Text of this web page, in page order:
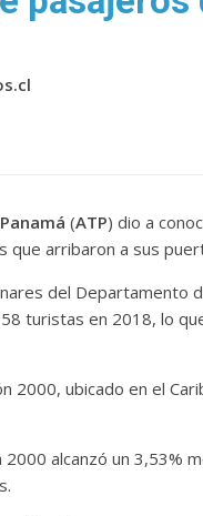
(ATP) dio a
que arribaron a sus
del Departamento
turistas en 2018, lo
2000, ubicado en el
alcanzó un 3,53%